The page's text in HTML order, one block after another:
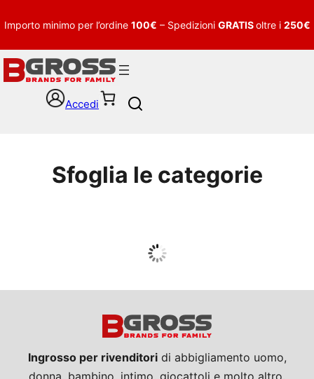
Importo minimo per l’ordine 100€ – Spedizioni GRATISoltre i 250€
Accedi
h
Sfoglia le categorie
Guarda tutto
Ingrosso per rivenditoridi abbigliamento uomo,